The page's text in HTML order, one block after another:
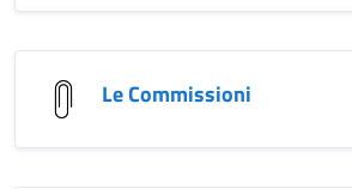
Le Commissioni